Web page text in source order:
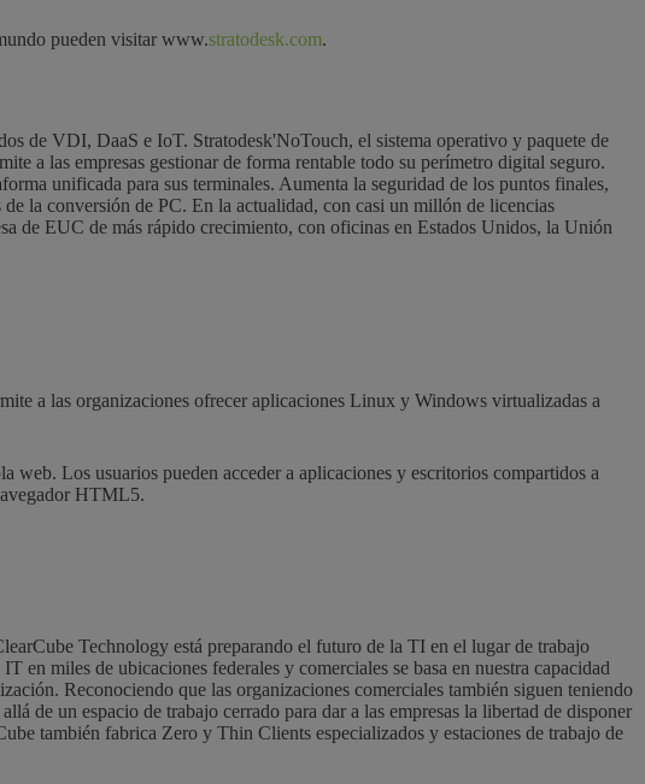
pueden visitar www.stratodesk.com.
de VDI, DaaS e IoT. Stratodesk'NoTouch, el sistema operativo y paquete de
a las empresas gestionar de forma rentable todo su perímetro digital seguro.
unificada para sus terminales. Aumenta la seguridad de los puntos finales,
la conversión de PC. En la actualidad, con casi un millón de licencias
de EUC de más rápido crecimiento, con oficinas en Estados Unidos, la Unión
a las organizaciones ofrecer aplicaciones Linux y Windows virtualizadas a
web. Los usuarios pueden acceder a aplicaciones y escritorios compartidos a
HTML5.
Technology está preparando el futuro de la TI en el lugar de trabajo
miles de ubicaciones federales y comerciales se basa en nuestra capacidad
Reconociendo que las organizaciones comerciales también siguen teniendo
de un espacio de trabajo cerrado para dar a las empresas la libertad de disponer
también fabrica Zero y Thin Clients especializados y estaciones de trabajo de